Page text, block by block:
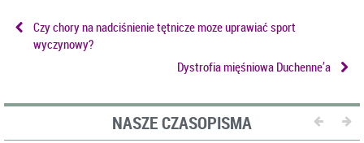
Czy chory na nadciśnienie tętnicze moze uprawiać sport
wyczynowy?
Dystrofia mięśniowa Duchenne’a
NASZE CZASOPISMA